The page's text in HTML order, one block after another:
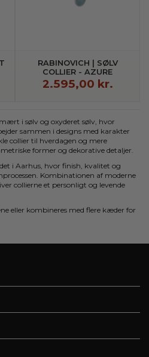
RABINOVICH | SØLV
COLLIER - AZURE
2.595,00 kr.
i sølv og oxyderet sølv, hvor
sammen i designs med karakter
collier til hverdagen og mere
former og dekorative detaljer.
i Aarhus, hvor finish, kvalitet og
Kombinationen af moderne
collierne et personligt og levende
eller kombineres med flere kæder for